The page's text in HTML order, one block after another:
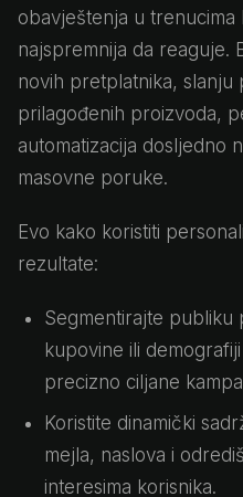
obavještenja u trenucima
najspremnija da reaguje.
novih pretplatnika, slanju
prilagođenih proizvoda,
automatizacija dosljedno
masovne poruke.
Evo kako koristiti
rezultate:
Segmentirajte publiku
kupovine ili
precizno ciljane
Koristite dinamički
mejla, naslova i
interesima korisnika.